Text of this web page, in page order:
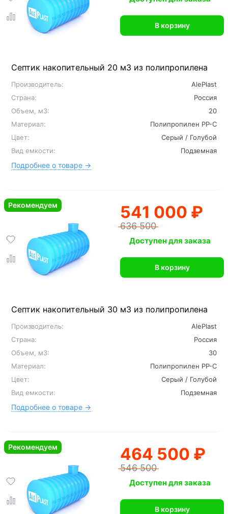
Септик накопительный 20 м3 из полипропилена
Производитель:
AlePlast
Страна:
Россия
Объем, м3:
20
Материал:
Полипропилен PP-C
Цвет:
Серый / Голубой
Вид емкости:
Подземная
Подробнее о товаре →
В корзину
Септик накопительный 30 м3 из полипропилена
Производитель:
AlePlast
Страна:
Россия
Объем, м3:
30
Материал:
Полипропилен PP-C
Цвет:
Серый / Голубой
Вид емкости:
Подземная
Подробнее о товаре →
541 000 ₽
636 500
Рекомендуем
Доступен для заказа
В корзину
464 500 ₽
546 500
Рекомендуем
Доступен для заказа
В корзину